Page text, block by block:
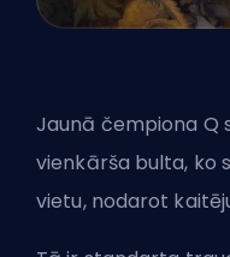
Jaunā čempiona Q
vienkārša bulta, ko
vietu, nodarot